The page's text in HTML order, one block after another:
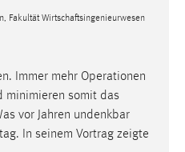
Fakultät Wirtschaftsingenieurwesen
Immer mehr Operationen
minimieren somit das
vor Jahren undenkbar
In seinem Vortrag zeigte